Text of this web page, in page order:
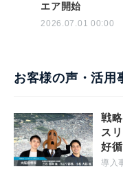
エア開始
2026.07.01 00:00
お客様の声・活用
戦
ス
好
導入